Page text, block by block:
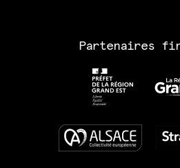
Partenaires